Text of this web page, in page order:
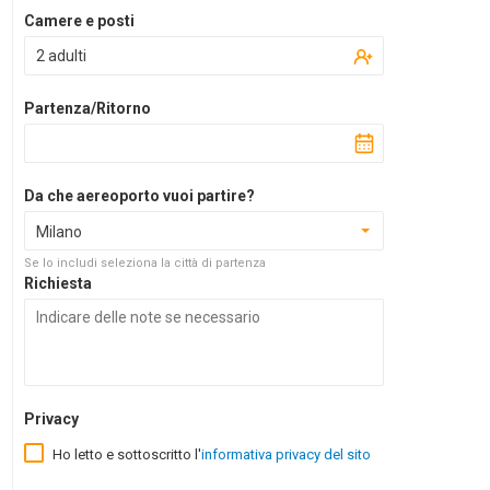
Camere e posti
2 adulti
Partenza/Ritorno
Da che aereoporto vuoi partire?
Milano
Se lo includi seleziona la città di partenza
Richiesta
Privacy
Ho letto e sottoscritto l'informativa privacy del sito